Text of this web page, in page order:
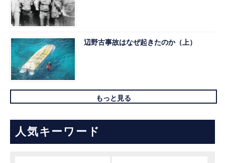
辺野古事故はなぜ起きたのか（上）
もっと見る
人気キーワード